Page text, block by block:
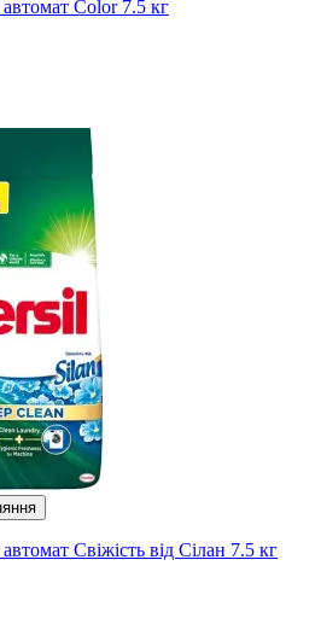
Color 7.5 кг
Свіжість від Сілан 7.5 кг